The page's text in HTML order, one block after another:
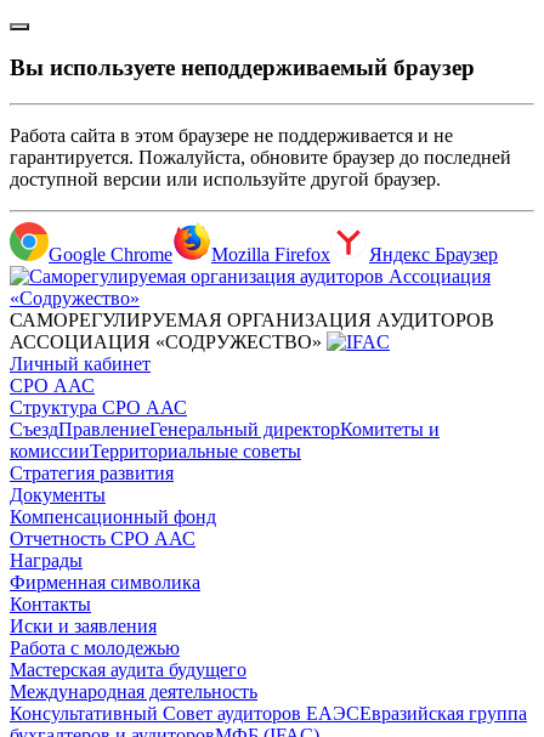
Вы используете неподдерживаемый браузер
Работа сайта в этом браузере не поддерживается и не
гарантируется. Пожалуйста, обновите браузер до последней
доступной версии или используйте другой браузер.
Google Chrome Mozilla Firefox Яндекс Браузер
САМОРЕГУЛИРУЕМАЯ ОРГАНИЗАЦИЯ АУДИТОРОВ
АССОЦИАЦИЯ «СОДРУЖЕСТВО»
Личный кабинет
СРО ААС
Структура СРО ААС
СъездПравлениеГенеральный директорКомитеты и
комиссииТерриториальные советы
Стратегия развития
Документы
Компенсационный фонд
Отчетность СРО ААС
Награды
Фирменная символика
Контакты
Иски и заявления
Работа с молодежью
Мастерская аудита будущего
Международная деятельность
Консультативный Совет аудиторов ЕАЭСЕвразийская группа